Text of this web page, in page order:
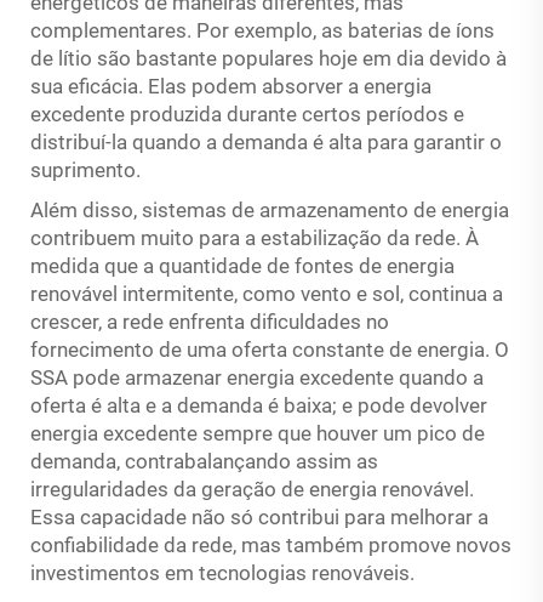
complementares. Por exemplo, as baterias de íons
de lítio são bastante populares hoje em dia devido à
sua eficácia. Elas podem absorver a energia
excedente produzida durante certos períodos e
distribuí-la quando a demanda é alta para garantir o
suprimento.
Além disso, sistemas de armazenamento de energia
contribuem muito para a estabilização da rede. À
medida que a quantidade de fontes de energia
renovável intermitente, como vento e sol, continua a
crescer, a rede enfrenta dificuldades no
fornecimento de uma oferta constante de energia. O
SSA pode armazenar energia excedente quando a
oferta é alta e a demanda é baixa; e pode devolver
energia excedente sempre que houver um pico de
demanda, contrabalançando assim as
irregularidades da geração de energia renovável.
Essa capacidade não só contribui para melhorar a
confiabilidade da rede, mas também promove novos
investimentos em tecnologias renováveis.